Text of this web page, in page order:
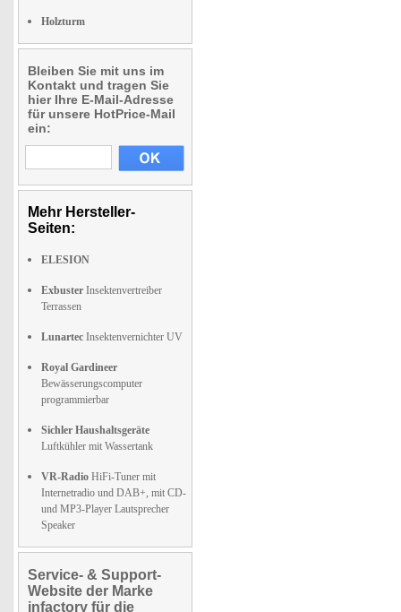
Holzturm
Bleiben Sie mit uns im
Kontakt und tragen Sie
hier Ihre E-Mail-Adresse
für unsere HotPrice-Mail
ein:
Mehr Hersteller-
Seiten:
ELESION
Exbuster Insektenvertreiber
Terrassen
Lunartec Insektenvernichter UV
Royal Gardineer
Bewässerungscomputer
programmierbar
Sichler Haushaltsgeräte
Luftkühler mit Wassertank
VR-Radio HiFi-Tuner mit
Internetradio und DAB+, mit CD-
und MP3-Player Lautsprecher
Speaker
Service- & Support-
Website der Marke
infactory für die